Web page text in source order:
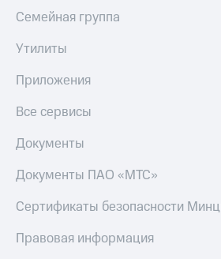
Семейная группа
Утилиты
Приложения
Все сервисы
Документы
Документы ПАО «МТС»
Сертификаты безопасности
Правовая информация